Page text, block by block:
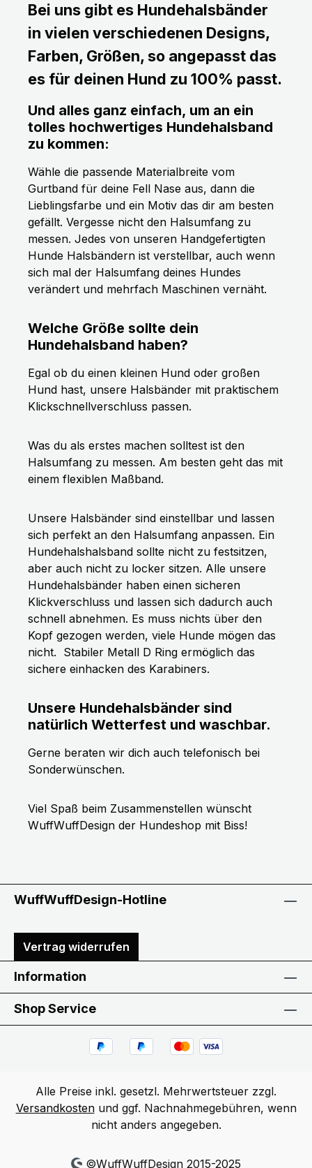
Bei uns gibt es Hundehalsbänder
in vielen verschiedenen Designs,
Farben, Größen, so angepasst das
es für deinen Hund zu 100% passt.
Und alles ganz einfach, um an ein
tolles hochwertiges Hundehalsband
zu kommen:
Wähle die passende Materialbreite vom
Gurtband für deine Fell Nase aus, dann die
Lieblingsfarbe und ein Motiv das dir am besten
gefällt. Vergesse nicht den Halsumfang zu
messen. Jedes von unseren Handgefertigten
Hunde Halsbändern ist verstellbar, auch wenn
sich mal der Halsumfang deines Hundes
verändert und mehrfach Maschinen vernäht.
Welche Größe sollte dein
Hundehalsband haben?
Egal ob du einen kleinen Hund oder großen
Hund hast, unsere Halsbänder mit praktischem
Klickschnellverschluss passen.
Was du als erstes machen solltest ist den
Halsumfang zu messen. Am besten geht das mit
einem flexiblen Maßband.
Unsere Halsbänder sind einstellbar und lassen
sich perfekt an den Halsumfang anpassen. Ein
Hundehalshalsband sollte nicht zu festsitzen,
aber auch nicht zu locker sitzen. Alle unsere
Hundehalsbänder haben einen sicheren
Klickverschluss und lassen sich dadurch auch
schnell abnehmen. Es muss nichts über den
Kopf gezogen werden, viele Hunde mögen das
nicht. Stabiler Metall D Ring ermöglich das
sichere einhacken des Karabiners.
Unsere Hundehalsbänder sind
natürlich Wetterfest und waschbar.
Gerne beraten wir dich auch telefonisch bei
Sonderwünschen.
Viel Spaß beim Zusammenstellen wünscht
WuffWuffDesign der Hundeshop mit Biss!
WuffWuffDesign-Hotline
Vertrag widerrufen
Information
Shop Service
Alle Preise inkl. gesetzl. Mehrwertsteuer zzgl.
Versandkostenund ggf. Nachnahmegebühren, wenn
nicht anders angegeben.
©WuffWuffDesign 2015-2025